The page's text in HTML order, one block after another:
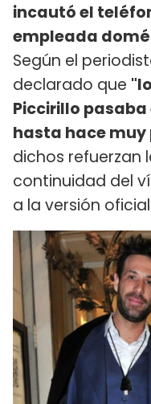
incautó el
empleada
Según el
declarado que
Piccirillo pasaba
hasta hace
dichos refuerzan
continuidad del
a la versión